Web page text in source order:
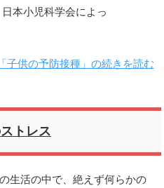
本小児科学会によっ
「子供の予防接種」の続きを読む
トレス
生活の中で、絶えず何らかの